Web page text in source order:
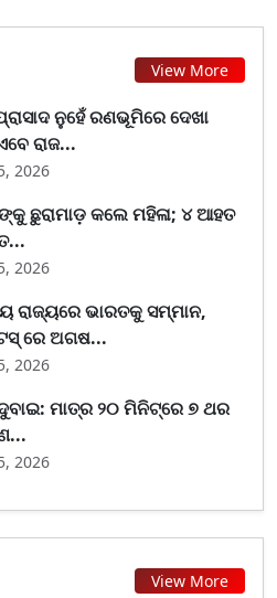
View More
ନୁହେଁ ରଣଭୂମିରେ ଦେଖା
ରାଜ...
2026
ଛୁରାମାଡ଼ କଲେ ମହିଳା; ୪ ଆହତ
2026
ରାଜ୍ୟରେ ଭାରତକୁ ସମ୍ମାନ,
ରେ ଅଗଷ...
2026
ମାତ୍ର ୨୦ ମିନିଟ୍‌ରେ ୭ ଥର
2026
View More